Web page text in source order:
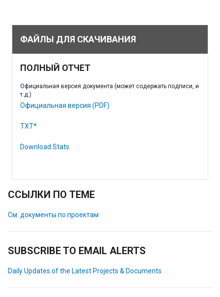
ФАЙЛЫ ДЛЯ СКАЧИВАНИЯ
ПОЛНЫЙ ОТЧЕТ
Официальная версия документа (может содержать подписи, и
т.д.)
Официальная версия (PDF)
TXT*
Download Stats
ССЫЛКИ ПО ТЕМЕ
См. документы по проектам
SUBSCRIBE TO EMAIL ALERTS
Daily Updates of the Latest Projects & Documents